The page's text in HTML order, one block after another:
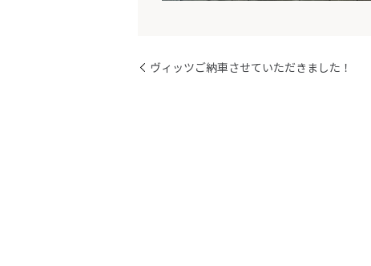
ヴィッツご納車させていただきました！